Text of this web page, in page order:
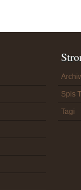
Spis
Tagi